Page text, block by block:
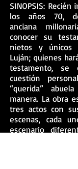
SINOPSIS: Recién
los años 70,
anciana
conocer su
nietos y únicos
Luján; quienes
testamento, se
cuestión
“querida”
manera. La obra
tres actos con
escenas, cada
escenario